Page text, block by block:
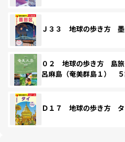
Ｊ３３ 地球の歩き方
０２ 地球の歩き方 島
呂麻島（奄美群島１）
Ｄ１７ 地球の歩き方